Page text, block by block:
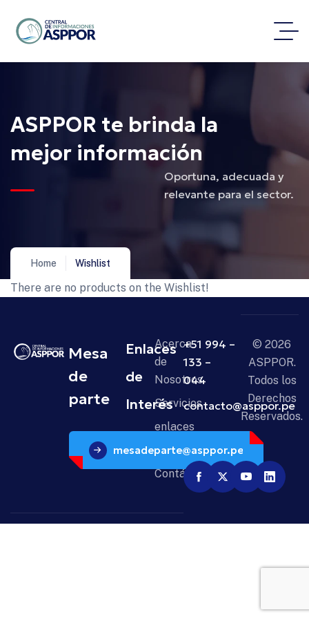
ASPPOR te brinda la
mejor información
Oportuna, adecuada y
relevante para el sector.
Home Wishlist
There are no products on the Wishlist!
Mesa
de
parte
mesadeparte@asppor.pe
Enlaces
de
Interés
Acerca
de
Nosotros
Servicios
enlaces
Noticias
Contáctanos
+51 994 –
133 –
044
contacto@asppor.pe
© 2026
ASPPOR.
Todos los
Derechos
Reservados.